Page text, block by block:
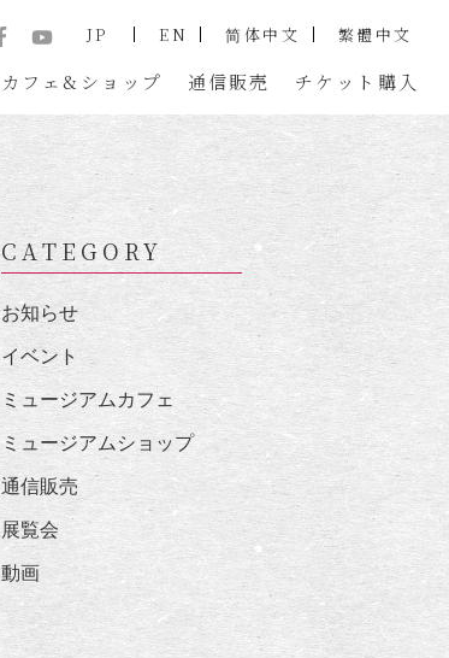
カフェ&ショップ 通信販売 チケット 購入
JP EN 简体中文 繁體中文
CATEGORY
お知らせ
イベント
ミュージアムカフェ
ミュージアムショップ
通信販売
展覧会
動画